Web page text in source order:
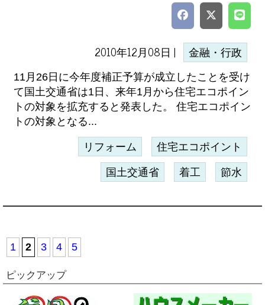
2010年12月08日 | 金融・行政
11月26日に今年度補正予算が成立したことを受け
て国土交通省は1日、来年1月から住宅エコポイン
トの対象を拡充すると発表した。 住宅エコポイン
トの対象となる...
リフォーム 住宅エコポイント
国土交通省 着工 節水
1 2 3 4 5
ピックアップ